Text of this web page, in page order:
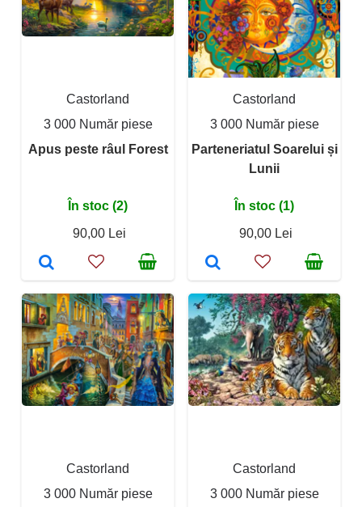
Castorland
3 000 Număr piese
Apus peste râul Forest
În stoc (2)
90,00 Lei
Castorland
3 000 Număr piese
Parteneriatul Soarelui și
Lunii
În stoc (1)
90,00 Lei
Castorland
3 000 Număr piese
Castorland
3 000 Număr piese